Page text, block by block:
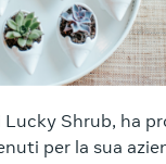
Shrub, ha
per la sua